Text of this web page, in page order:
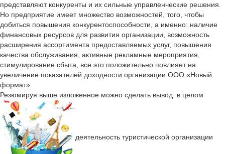
представляют конкуренты и их сильные управленческие решения.
Но предприятие имеет множество возможностей, того, чтобы
добиться повышения конкурентоспособности, а именно: наличие
финансовых ресурсов для развития организации, возможность
расширения ассортимента предоставляемых услуг, повышения
качества обслуживания, активные рекламные мероприятия,
стимулирование сбыта, все это положительно повлияет на
увеличение показателей доходности организации ООО «Новый
формат».
Резюмируя выше изложенное можно сделать вывод: в целом
деятельность туристической организации